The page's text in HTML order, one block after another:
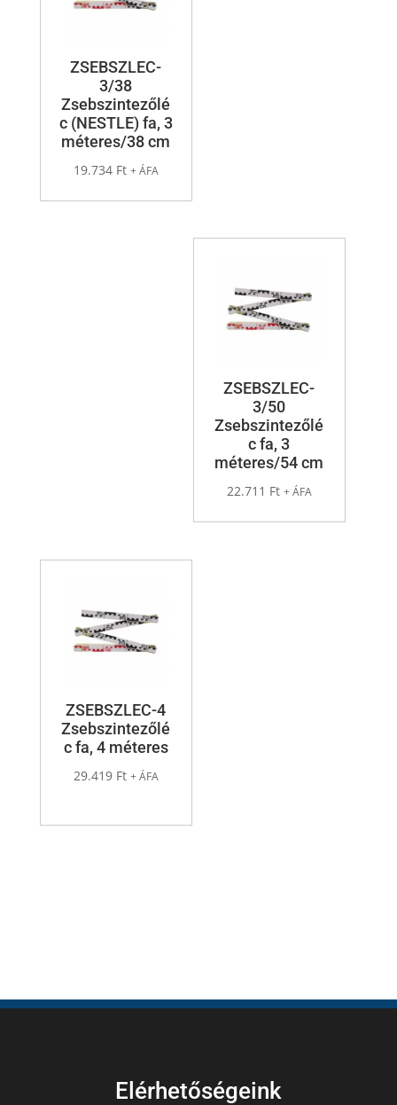
ZSEBSZLEC-
3/38
Zsebszintezőlé
c (NESTLE) fa, 3
méteres/38 cm
19.734 Ft + ÁFA
ZSEBSZLEC-
3/50
Zsebszintezőlé
c fa, 3
méteres/54 cm
22.711 Ft + ÁFA
ZSEBSZLEC-4
Zsebszintezőlé
c fa, 4 méteres
29.419 Ft + ÁFA
Elérhetőségeink